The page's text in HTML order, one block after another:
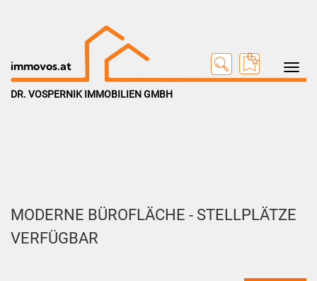
Toggle
immovos.at
0
DR. VOSPERNIK IMMOBILIEN GMBH
MODERNE BÜROFLÄCHE - STELLPLÄTZE
VERFÜGBAR